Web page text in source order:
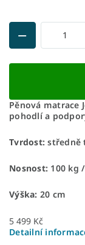
Pěnová matrace
pohodlí a
Tvrdost: středně
Nosnost: 100 kg
Výška: 20 cm
5 499 Kč
Detailní